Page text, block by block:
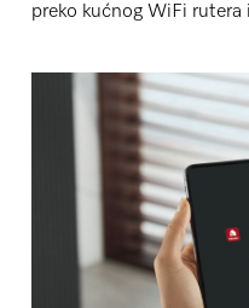
preko kućnog WiFi rutera